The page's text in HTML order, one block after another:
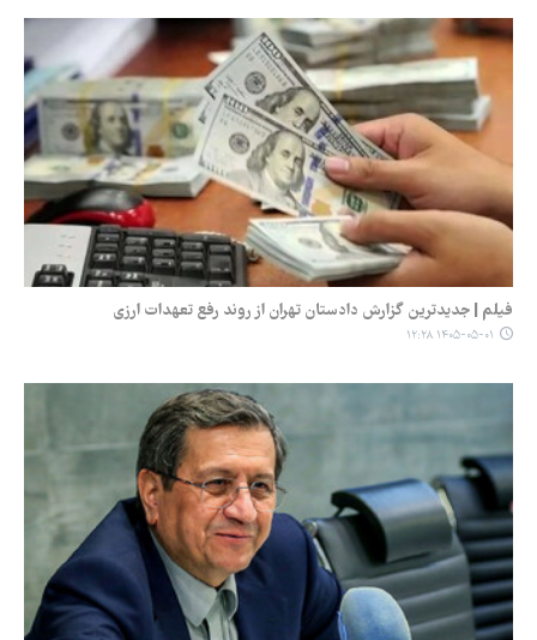
فیلم | جدیدترین گزارش دادستان تهران از روند رفع تعهدات ارزی
۱۴۰۵-۰۵-۰۱ ۱۲:۲۸